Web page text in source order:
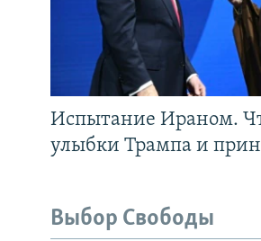
Испытание Ираном.
улыбки Трампа и
Выбор Свободы